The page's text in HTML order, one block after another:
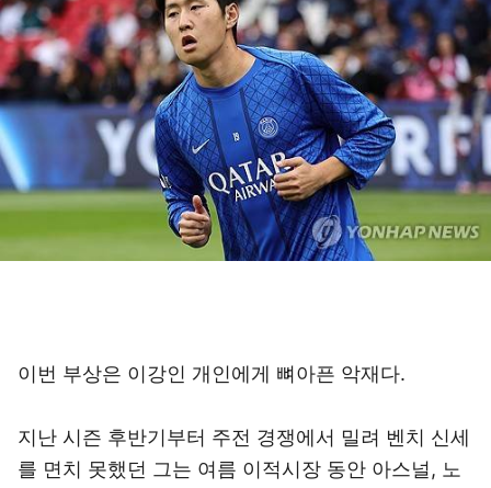
이번 부상은 이강인 개인에게 뼈아픈 악재다.
지난 시즌 후반기부터 주전 경쟁에서 밀려 벤치 신세
를 면치 못했던 그는 여름 이적시장 동안 아스널, 노